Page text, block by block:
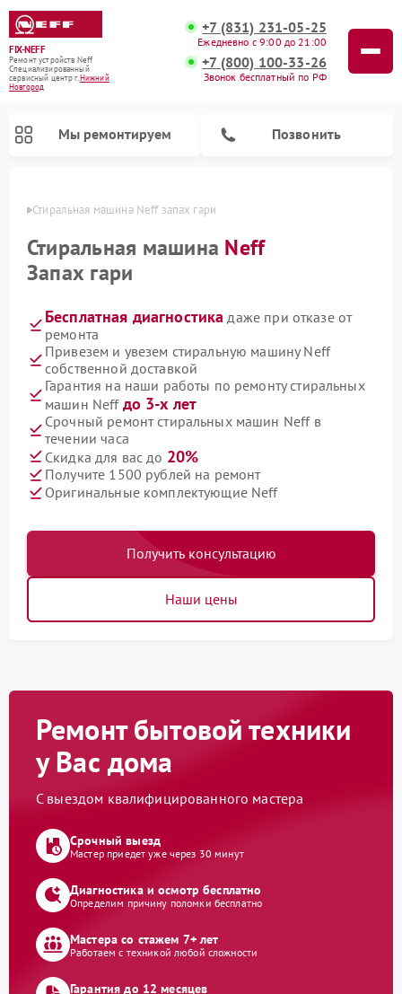
FIX-NEFF
Ремонт устройств Neff
Специализированный
cервисный центр г.Нижний
Новгород
+7 (831) 231-05-25
Ежедневно с 9:00 до 21:00
+7 (800) 100-33-26
Звонок бесплатный по РФ
Мы ремонтируем Позвонить
Стиральная машина Neff запах гари
Стиральная машина Neff
Запах гари
Бесплатная диагностика даже при отказе от
ремонта
Привезем и увезем стиральную машину Neff
собственной доставкой
Гарантия на наши работы по ремонту стиральных
машин Neff до 3-х лет
Срочный ремонт стиральных машин Neff в
течении часа
Скидка для вас до 20%
Получите 1500 рублей на ремонт
Оригинальные комплектующие Neff
Получить консультацию
Наши цены
Ремонт бытовой техники
у Вас дома
С выездом квалифицированного мастера
Срочный выезд
Мастер приедет уже через 30 минут
Диагностика и осмотр бесплатно
Определим причину поломки бесплатно
Мастера со стажем 7+ лет
Работаем с техникой любой сложности
Гарантия до 12 месяцев